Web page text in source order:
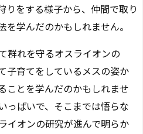
りをする様子から、仲間で取り
学んだのかもしれません。
群れを守るオスライオンの
子育てをしているメスの姿か
ことを学んだのかもしれませ
っぱいで、そこまでは悟らな
イオンの研究が進んで明らか